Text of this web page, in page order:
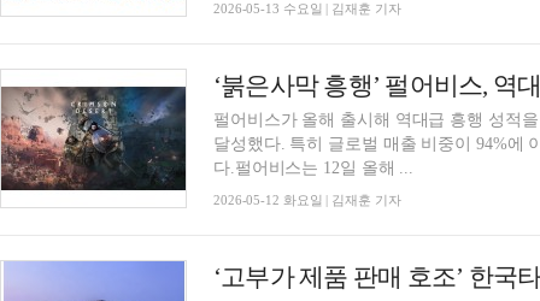
2026-05-13 수요일 | 김재훈 기자
‘붉은사막 흥행’ 펄어비스, 역
펄어비스가 올해 출시해 역대급 흥행 성적
달성했다. 특히 글로벌 매출 비중이 94%에
다.펄어비스는 12일 올해 ...
2026-05-12 화요일 | 김재훈 기자
‘고부가 제품 판매 호조’ 한국